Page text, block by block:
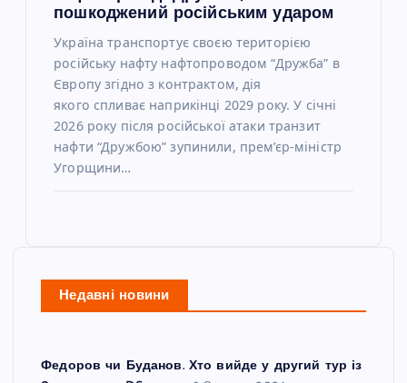
пошкоджений російським ударом
Україна транспортує своєю територією
російську нафту нафтопроводом “Дружба” в
Європу згідно з контрактом, дія
якого спливає наприкінці 2029 року. У січні
2026 року після російської атаки транзит
нафти “Дружбою” зупинили, прем’єр-міністр
Угорщини…
Недавні новини
Федоров чи Буданов. Хто вийде у другий тур із